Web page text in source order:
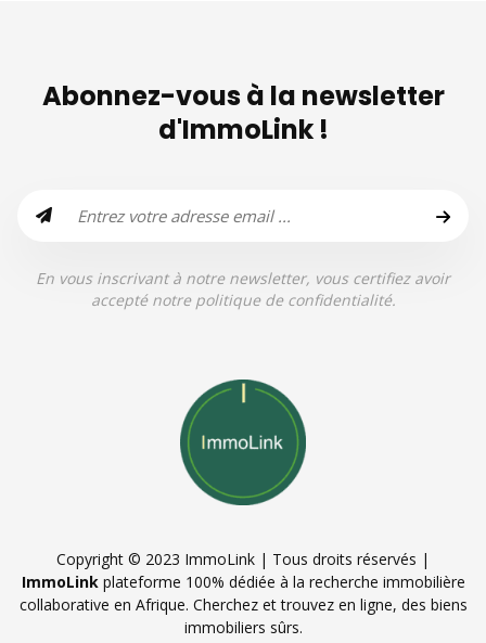
Abonnez-vous à la newsletter
d'ImmoLink !
En vous inscrivant à notre newsletter, vous certifiez avoir
accepté notre politique de confidentialité.
Copyright © 2023 ImmoLink | Tous droits réservés |
ImmoLinkplateforme 100% dédiée à la recherche immobilière
collaborative en Afrique. Cherchez et trouvez en ligne, des biens
immobiliers sûrs.